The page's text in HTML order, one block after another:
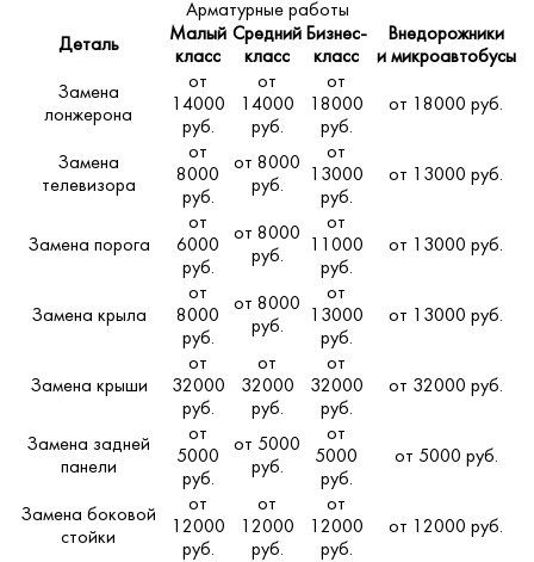
Арматурные работы
Деталь
Малый
класс
Средний
класс
Бизнес-
класс
Внедорожники
и микроавтобусы
Замена
лонжерона
от
14000
руб.
от
14000
руб.
от
18000
руб.
от 18000 руб.
Замена
телевизора
от
8000
руб.
от 8000
руб.
от
13000
руб.
от 13000 руб.
Замена порога
от
6000
руб.
от 8000
руб.
от
11000
руб.
от 13000 руб.
Замена крыла
от
8000
руб.
от 8000
руб.
от
13000
руб.
от 13000 руб.
Замена крыши
от
32000
руб.
от
32000
руб.
от
32000
руб.
от 32000 руб.
Замена задней
панели
от
5000
руб.
от 5000
руб.
от
5000
руб.
от 5000 руб.
Замена боковой
стойки
от
12000
руб.
от
12000
руб.
от
12000
руб.
от 12000 руб.